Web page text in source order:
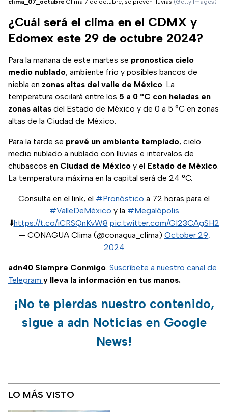
clima_07_octubre Clima 7 de octubre; se prevén lluvias (Getty Images)
¿Cuál será el clima en el CDMX y
Edomex este 29 de octubre 2024?
Para la mañana de este martes se pronostica cielo
medio nublado, ambiente frío y posibles bancos de
niebla en zonas altas del valle de México. La
temperatura oscilará entre los 5 a 0 °C con heladas en
zonas altas del Estado de México y de 0 a 5 °C en zonas
altas de la Ciudad de México.
Para la tarde se prevé un ambiente templado, cielo
medio nublado a nublado con lluvias e intervalos de
chubascos en Ciudad de México y el Estado de México.
La temperatura máxima en la capital será de 24 °C.
Consulta en el link, el #Pronóstico a 72 horas para el
#ValleDeMéxico y la #Megalópolis
⬇️https://t.co/iCRSQnKvW8 pic.twitter.com/GI23CAgSH2
— CONAGUA Clima (@conagua_clima) October 29,
2024
adn40 Siempre Conmigo. Suscríbete a nuestro canal de
Telegram y lleva la información en tus manos.
¡No te pierdas nuestro contenido,
sigue a adn Noticias en Google
News!
LO MÁS VISTO